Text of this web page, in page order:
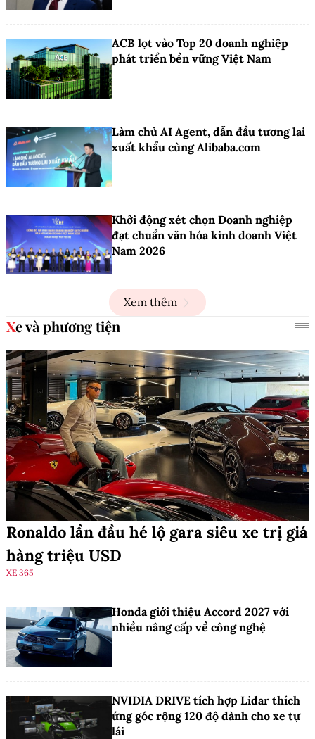
ACB lọt vào Top 20 doanh nghiệp
phát triển bền vững Việt Nam
Làm chủ AI Agent, dẫn đầu tương lai
xuất khẩu cùng Alibaba.com
Khởi động xét chọn Doanh nghiệp
đạt chuẩn văn hóa kinh doanh Việt
Nam 2026
Xem thêm
Xe và phương tiện
Ronaldo lần đầu hé lộ gara siêu xe trị giá
hàng triệu USD
XE 365
Honda giới thiệu Accord 2027 với
nhiều nâng cấp về công nghệ
NVIDIA DRIVE tích hợp Lidar thích
ứng góc rộng 120 độ dành cho xe tự
lái